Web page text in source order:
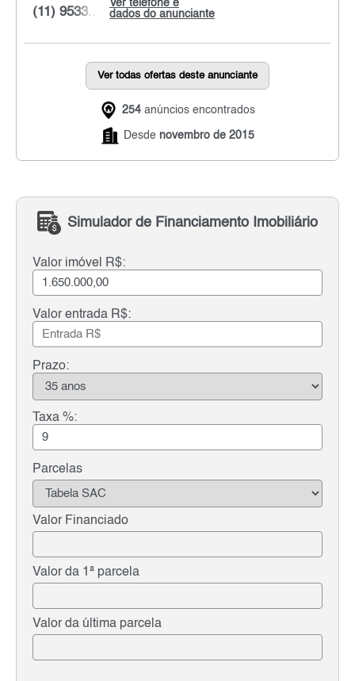
Ver telefone e
dados do anunciante
(11) 9533...
Ver todas ofertas deste anunciante
254 anúncios encontrados
Desde novembro de 2015
Simulador de Financiamento Imobiliário
Valor imóvel R$:
Valor entrada R$:
Prazo:
Taxa %:
Parcelas
Valor Financiado
Valor da 1ª parcela
Valor da última parcela